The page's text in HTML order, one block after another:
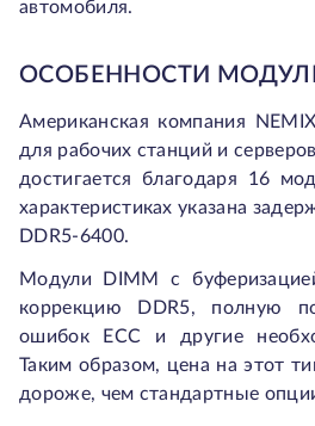
автомобиля.
ОСОБЕННОСТИ
Американская компания
для рабочих станций и
достигается благодаря 16
характеристиках указана
DDR5-6400.
Модули DIMM с
коррекцию DDR5, полную
ошибок ECC и другие
Таким образом, цена на этот
дороже, чем стандартные